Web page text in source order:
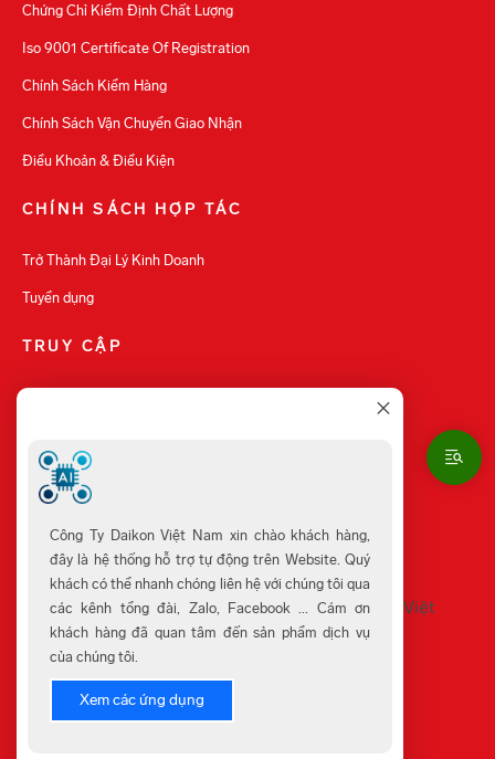
Công Ty Daikon Việt Nam xin chào khách hàng,
đây là hệ thống hỗ trợ tự động trên Website. Quý
khách có thể nhanh chóng liên hệ với chúng tôi qua
các kênh tổng đài, Zalo, Facebook ... Cám ơn
khách hàng đã quan tâm đến sản phẩm dịch vụ
của chúng tôi.
Xem các ứng dụng
Chứng Chỉ Kiểm Định Chất Lượng
Iso 9001 Certificate Of Registration
Chính Sách Kiểm Hàng
Chính Sách Vận Chuyển Giao Nhận
Điều Khoản & Điều Kiện
CHÍNH SÁCH HỢP TÁC
Trở Thành Đại Lý Kinh Doanh
Tuyển dụng
TRUY CẬP
Sản Phẩm Khuyến Mãi
Cửa Hàng